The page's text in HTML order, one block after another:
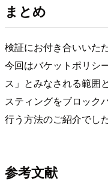
まとめ
検証にお付き合いいた
今回はバケットポリシ
ス」とみなされる範囲
スティングをブロック
行う方法のご紹介でした
参考文献